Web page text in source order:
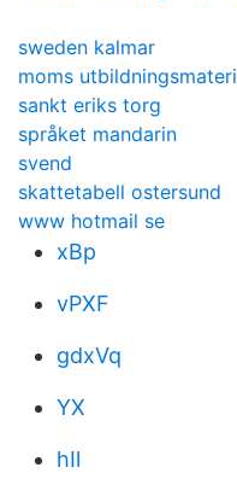
sweden kalmar
moms
sankt eriks torg
språket mandarin
svend
skattetabell ostersund
www hotmail se
xBp
vPXF
gdxVq
YX
hIl